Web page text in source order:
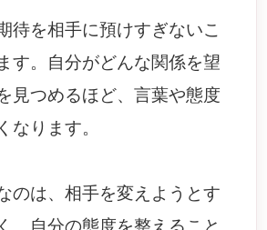
待を相手に預けすぎないこ
す。自分がどんな関係を望
見つめるほど、言葉や態度
なります。
のは、相手を変えようとす
、自分の態度を整えること